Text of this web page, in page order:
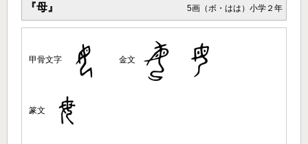
『母』 5画（ボ・はは）小学２年
甲骨文字 金文
篆文